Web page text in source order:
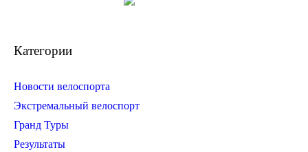
Категории
Новости велоспорта
Экстремальный велоспорт
Гранд Туры
Результаты